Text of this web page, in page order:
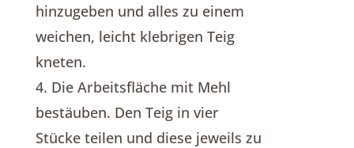
hinzugeben und alles zu einem
weichen, leicht klebrigen Teig
kneten.
4. Die Arbeitsfläche mit Mehl
bestäuben. Den Teig in vier
Stücke teilen und diese jeweils zu